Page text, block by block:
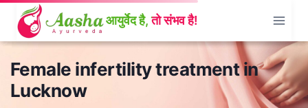
content
Female infertility treatment in
Lucknow